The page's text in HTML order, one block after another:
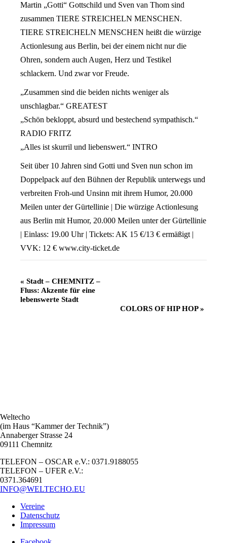
Martin „Gotti“ Gottschild und Sven van Thom sind
zusammen TIERE STREICHELN MENSCHEN.
TIERE STREICHELN MENSCHEN heißt die würzige
Actionlesung aus Berlin, bei der einem nicht nur die
Ohren, sondern auch Augen, Herz und Testikel
schlackern. Und zwar vor Freude.
„Zusammen sind die beiden nichts weniger als
unschlagbar.“ GREATEST
„Schön bekloppt, absurd und bestechend sympathisch.“
RADIO FRITZ
„Alles ist skurril und liebenswert.“ INTRO
Seit über 10 Jahren sind Gotti und Sven nun schon im
Doppelpack auf den Bühnen der Republik unterwegs und
verbreiten Froh-und Unsinn mit ihrem Humor, 20.000
Meilen unter der Gürtellinie | Die würzige Actionlesung
aus Berlin mit Humor, 20.000 Meilen unter der Gürtellinie
| Einlass: 19.00 Uhr | Tickets: AK 15 €/13 € ermäßigt |
VVK: 12 € www.city-ticket.de
Veranstaltung
Navigation
« Stadt – CHEMNITZ –
Fluss: Akzente für eine
lebenswerte Stadt
COLORS OF HIP HOP»
Weltecho
(im Haus “Kammer der Technik”)
Annaberger Strasse 24
09111 Chemnitz
TELEFON – OSCAR e.V.: 0371.9188055
TELEFON – UFER e.V.:
0371.364691
INFO@WELTECHO.EU
Vereine
Datenschutz
Impressum